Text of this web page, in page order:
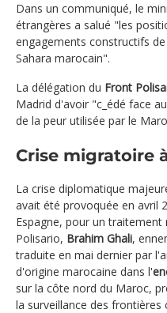
Dans un communiqué, le
étrangères a salué "les
engagements constructifs
Sahara marocain".
La délégation du Front
Madrid d'avoir "c_édé face
de la peur utilisée par le
Crise migratoire
La crise diplomatique
avait été provoquée en avril
Espagne, pour un
Polisario, Brahim Ghali,
traduite en mai dernier par
d'origine marocaine dans l'
sur la côte nord du Maroc,
la surveillance des frontières